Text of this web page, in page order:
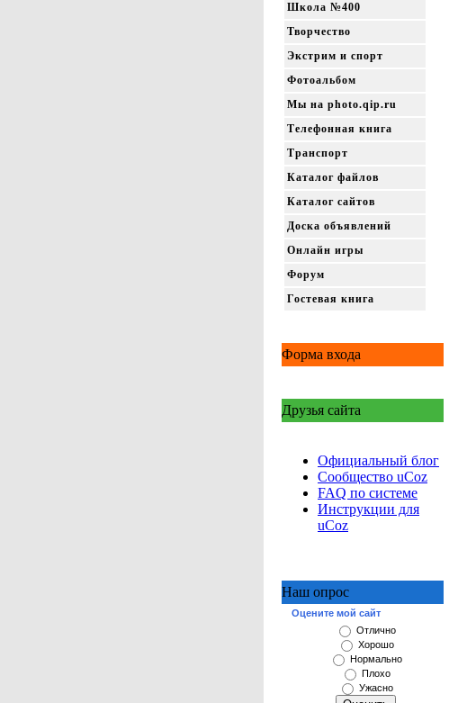
Школа №400
Творчество
Экстрим и спорт
Фотоальбом
Мы на photo.qip.ru
Телефонная книга
Транспорт
Каталог файлов
Каталог сайтов
Доска объявлений
Онлайн игры
Форум
Гостевая книга
Форма входа
Друзья сайта
Официальный блог
Сообщество uCoz
FAQ по системе
Инструкции для
uCoz
Наш опрос
Оцените мой сайт
Отлично
Хорошо
Нормально
Плохо
Ужасно